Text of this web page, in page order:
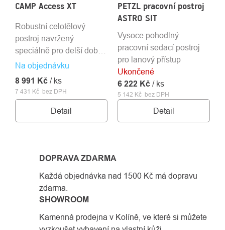
CAMP Access XT
Na objednávku
7 431 Kč bez DPH
8 991 Kč / ks
Detail
Robustní celotělový
postroj navržený
speciálně pro delší dobu
na laně.
PETZL pracovní postroj
ASTRO SIT
Ukončené
5 142 Kč bez DPH
6 222 Kč / ks
Detail
Vysoce pohodlný
pracovní sedací postroj
pro lanový přístup
DOPRAVA ZDARMA
Každá objednávka nad 1500 Kč má dopravu
zdarma.
SHOWROOM
Kamenná prodejna v Kolíně, ve které si můžete